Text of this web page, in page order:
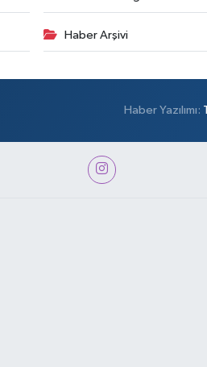
Haber Arşivi
Haber Yazılımı: